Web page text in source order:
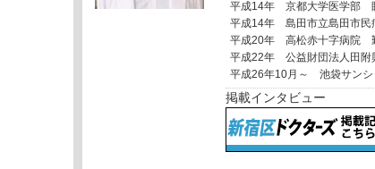
平成14年 京都大学医学部
平成14年 島田市立島田市
平成20年 高松赤十字病院
平成22年 公益財団法人田
平成26年10月～ 池袋サンシ
掲載インタビュー